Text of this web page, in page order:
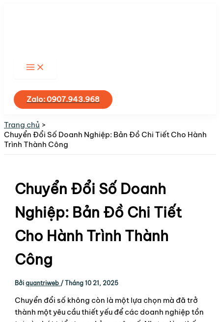
kiếmZalo: 0907.943.968
Trang chủ
Chuyển Đổi Số Doanh Nghiệp: Bản Đồ Chi Tiết Cho Hành
Trình Thành Công
Chuyển Đổi Số Doanh
Nghiệp: Bản Đồ Chi Tiết
Cho Hành Trình Thành
Công
Bởiquantriweb /Tháng 10 21, 2025
Chuyển đổi số không còn là một lựa chọn mà đã trở
thành một yêu cầu thiết yếu để các doanh nghiệp tồn